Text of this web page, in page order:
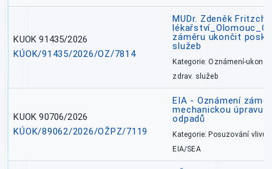
KUOK 91435/2026
KÚOK/91435/2026/OZ/7814
MUDr. Zdeněk
záměru ukončit
služeb
Kategorie: Oznámení-
zdrav. služeb
KUOK 90706/2026
KÚOK/89062/2026/OŽPZ/7119
EIA - Oznámení
mechanickou úpravu
odpadů
Kategorie: Posuzování vlivů
EIA/SEA